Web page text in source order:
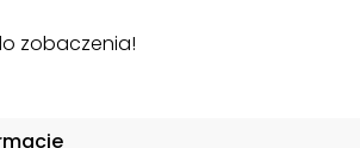
zobaczenia!